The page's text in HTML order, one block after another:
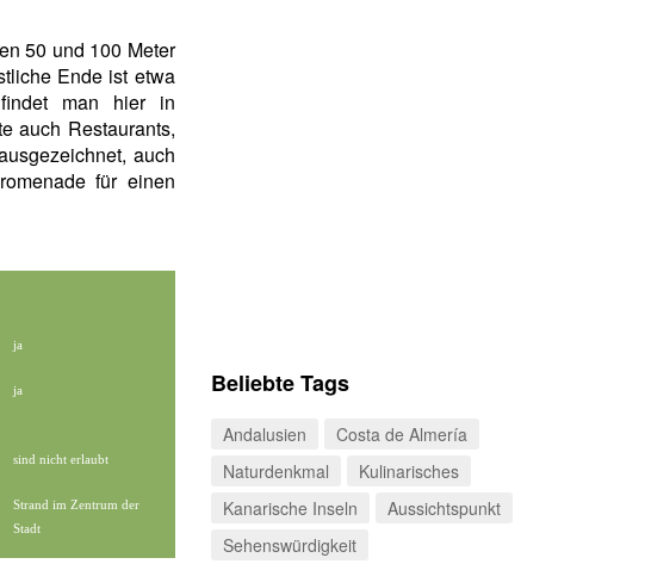
50 und 100 Meter
Ende ist etwa
findet man hier in
auch Restaurants,
auch
für einen
ja
ja
sind nicht erlaubt
Strand im Zentrum der
Stadt
Beliebte Tags
Andalusien
Costa de Almería
Naturdenkmal
Kulinarisches
Kanarische Inseln
Aussichtspunkt
Sehenswürdigkeit